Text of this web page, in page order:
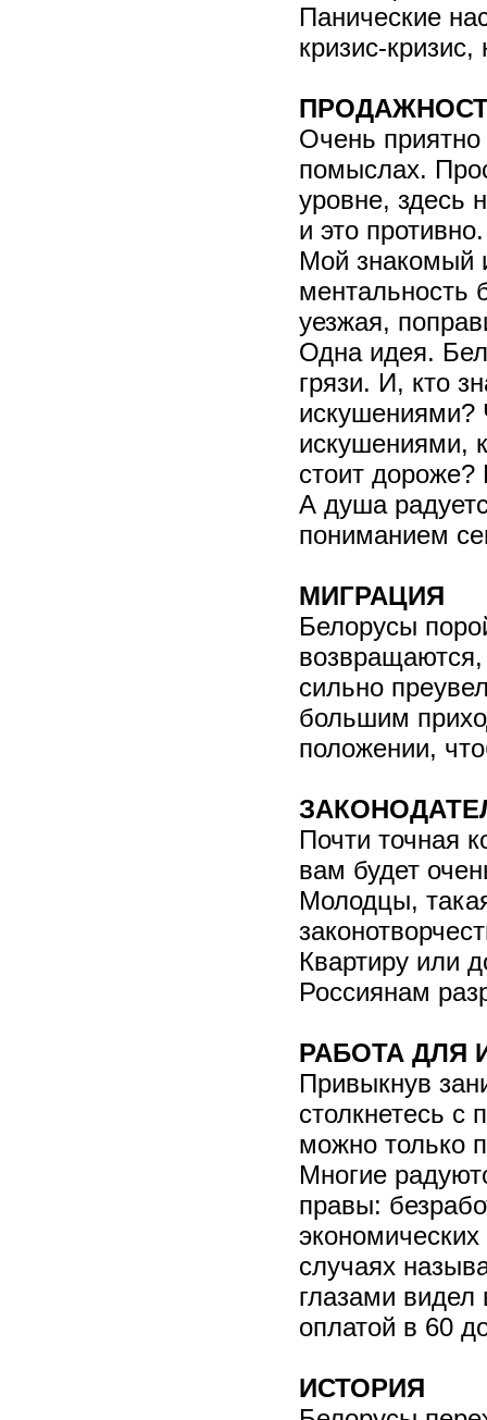
Панические
кризис-кризис,
Очень
помыслах.
уровне, здесь
и это противно.
Мой знакомый
ментальность
уезжая,
Одна идея.
грязи. И, кто
искушениями?
искушениями,
стоит
А душа
пониманием
МИГРАЦИЯ
Белорусы
сильно
большим
положении,
Почти точная
вам будет
Молодцы,
Квартиру или
Россиянам
РАБОТА ДЛЯ
Привыкнув
столкнетесь с
можно только
Многие
правы:
случаях
глазами видел
оплатой в 60
ИСТОРИЯ